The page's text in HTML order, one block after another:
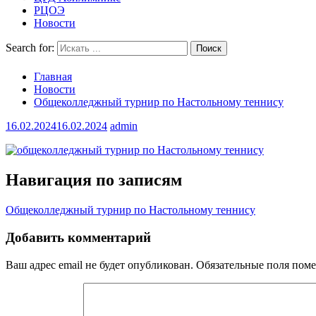
РЦОЭ
Новости
Search for:
Главная
Новости
Общеколледжный турнир по Настольному теннису
16.02.202416.02.2024 admin
Навигация по записям
Общеколледжный турнир по Настольному теннису
Добавить комментарий
Ваш адрес email не будет опубликован. Обязательные поля